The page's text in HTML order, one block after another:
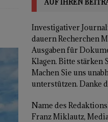
Investigativer
dauern Recherchen
Ausgaben für
Klagen. Bitte stärken
Machen Sie uns
unterstützen. Danke
Name des
Franz Miklautz,